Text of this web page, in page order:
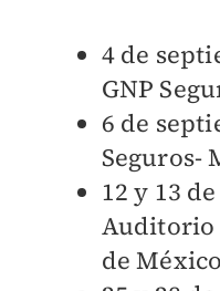
4 de
GNP
6 de
Seguros-
12 y 13
Auditorio
de México